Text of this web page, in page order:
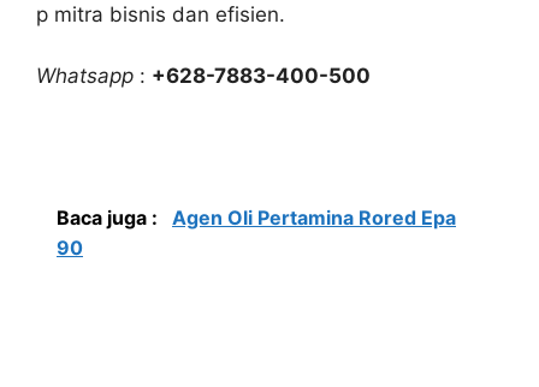
p mitra bisnis dan efisien.
Whatsapp : +628-7883-400-500
Baca juga :
Agen Oli Pertamina Rored Epa
90